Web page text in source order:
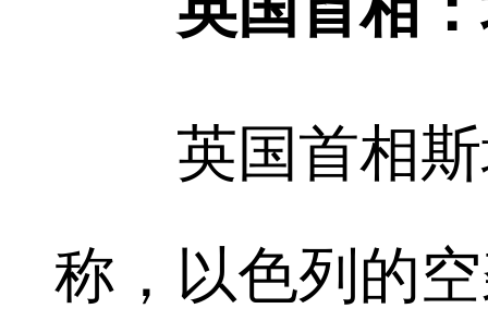
英国首相斯
称，以色列的